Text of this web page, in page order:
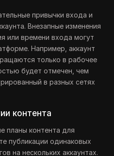
привычки входа и
Внезапные изменения
или времени входа могут
Например, аккаунт
только в рабочее
будет отмечен, чем
в разных сетях
контента
планы контента для
публикации одинаковых
на нескольких аккаунтах.